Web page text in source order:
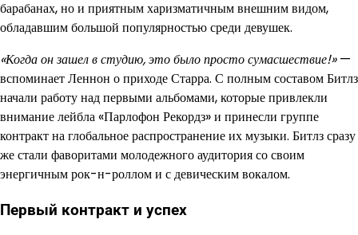
барабанах, но и приятным харизматичным внешним видом,
обладавшим большой популярностью среди девушек.
«Когда он зашел в студию, это было просто сумасшествие!»—
вспоминает Леннон о приходе Старра. С полным составом Битлз
начали работу над первыми альбомами, которые привлекли
внимание лейбла «Парлофон Рекордз» и принесли группе
контракт на глобальное распространение их музыки. Битлз сразу
же стали фаворитами молодежного аудитория со своим
энергичным рок-н-роллом и с девическим вокалом.
Первый контракт и успех